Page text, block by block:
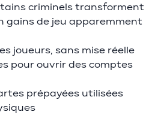
criminels transforment
gains de jeu apparemment
joueurs, sans mise réelle
pour ouvrir des comptes
prépayées utilisées